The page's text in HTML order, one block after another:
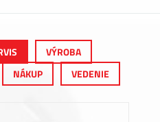
VÝROBA
NÁKUP VEDENIE